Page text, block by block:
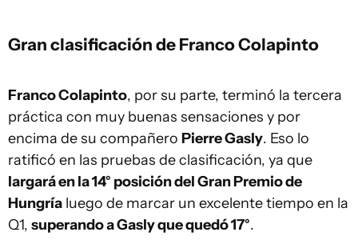
Gran clasificación de Franco Colapinto
Franco Colapinto, por su parte, terminó la tercera
práctica con muy buenas sensaciones y por
encima de su compañero Pierre Gasly. Eso lo
ratificó en las pruebas de clasificación, ya que
largará en la 14° posición del Gran Premio de
Hungría luego de marcar un excelente tiempo en la
Q1, superando a Gasly que quedó 17°.